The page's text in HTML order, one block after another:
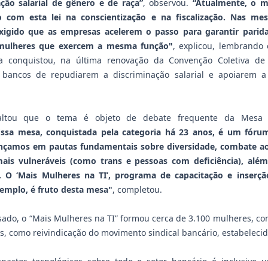
salarial de gênero e de raça”, observou. “Atualmente, o
com esta lei na conscientização e na fiscalização. Nas
que as empresas acelerem o passo para garantir
que exercem a mesma função", explicou,
conquistou, na última renovação da Convenção Coletiva de
bancos de repudiarem a discriminação salarial e apoiarem
que o tema é objeto de debate frequente da Mesa
mesa, conquistada pela categoria há 23 anos, é um
em pautas fundamentais sobre diversidade, combate
vulneráveis (como trans e pessoas com deficiência),
O ‘Mais Mulheres na TI’, programa de capacitação e
é fruto desta mesa", completou.
o “Mais Mulheres na TI” formou cerca de 3.100 mulheres,
como reivindicação do movimento sindical bancário,